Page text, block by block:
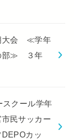
大会 ≪学年
部≫ ３年
クール学年
民サッカー
カッ